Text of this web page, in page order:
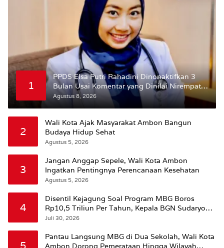
1
PPDS Elsa Putri Rahadini Dinonaktifkan 3
Bulan Usai Komentar yang Dinilai Nirempati
ke Pasien BPJS
Agustus 8, 2026
2
Wali Kota Ajak Masyarakat Ambon Bangun
Budaya Hidup Sehat
Agustus 5, 2026
3
Jangan Anggap Sepele, Wali Kota Ambon
Ingatkan Pentingnya Perencanaan Kesehatan
Agustus 5, 2026
4
Disentil Kejagung Soal Program MBG Boros
Rp10,5 Triliun Per Tahun, Kepala BGN Sudaryono
Beri Penjelasan
Juli 30, 2026
Pantau Langsung MBG di Dua Sekolah, Wali Kota
Ambon Dorong Pemerataan Hingga Wilayah